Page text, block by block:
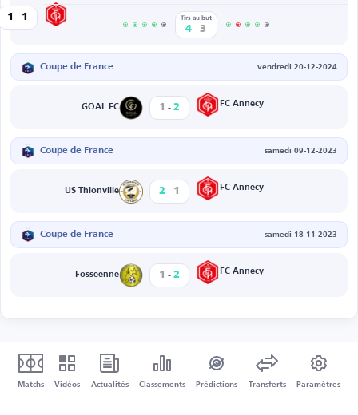
1 - 1 Tirs au but
4 - 3
Coupe de France vendredi 20-12-2024
GOAL FC 1 - 2 FC Annecy
Coupe de France samedi 09-12-2023
US Thionville 2 - 1 FC Annecy
Coupe de France samedi 18-11-2023
Fosseenne 1 - 2 FC Annecy
Matchs Vidéos Actualités Classements Prédictions Transferts Paramètres